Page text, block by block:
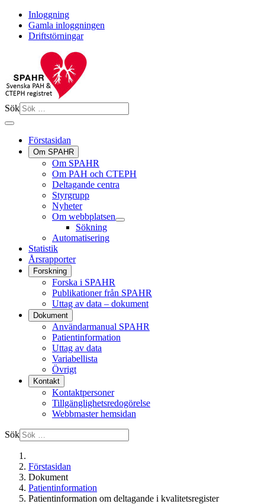
Inloggning
Gamla inloggningen
Driftstörningar
Sök
Förstasidan
Om SPAHR
Om SPAHR
Om PAH och CTEPH
Deltagande centra
Styrgrupp
Nyheter
Om webbplatsen
Sökning
Automatisering
Statistik
Årsrapporter
Forskning
Forska i SPAHR
Publikationer från SPAHR
Uttag av data – dokument
Dokument
Användarmanual SPAHR
Patientinformation
Uttag av data
Variabellista
Övrigt
Kontakt
Kontaktpersoner
Tillgänglighetsredogörelse
Webbmaster hemsidan
Sök
Förstasidan
Dokument
Patientinformation
Patientinformation om deltagande i kvalitetsregister